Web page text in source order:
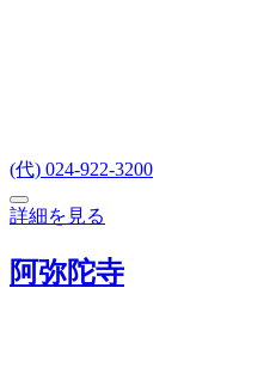
(代) 024-922-3200
詳細を見る
阿弥陀寺